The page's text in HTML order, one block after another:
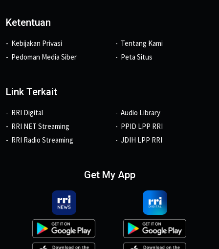
Ketentuan
Kebijakan Privasi
Pedoman Media Siber
Tentang Kami
Peta Situs
Link Terkait
RRI Digital
RRI NET Streaming
RRI Radio Streaming
Audio Library
PPID LPP RRI
JDIH LPP RRI
Get My App